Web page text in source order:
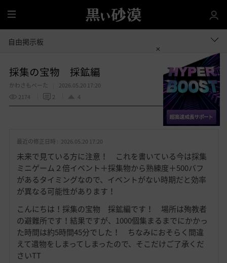
全
体
自由掲示板
採集の宝物 採鉱編
かわさもべーた
2026.05.20 17:20
2174
2 4
お
入
り
共有する
最近の修正日時 : 2026.05.20 17:20
未来で見ている方に注意！ これを書いている今は採集
ミニゲーム２倍イベント＋採集物から熟練度＋500バフ
があるタイミングなので、イベントがない時期だと効率
が異なる可能性があります！
こんにちは！採集の宝物 採鉱編です！ 場所は殉教者
の避難所です！結果ですが、1000個集まるまでにかかっ
た時間は約5時間45分でした！ ちなみにおそらく間違
えて遺物をしまってしまったので、そこだけご了承くだ
さいTT